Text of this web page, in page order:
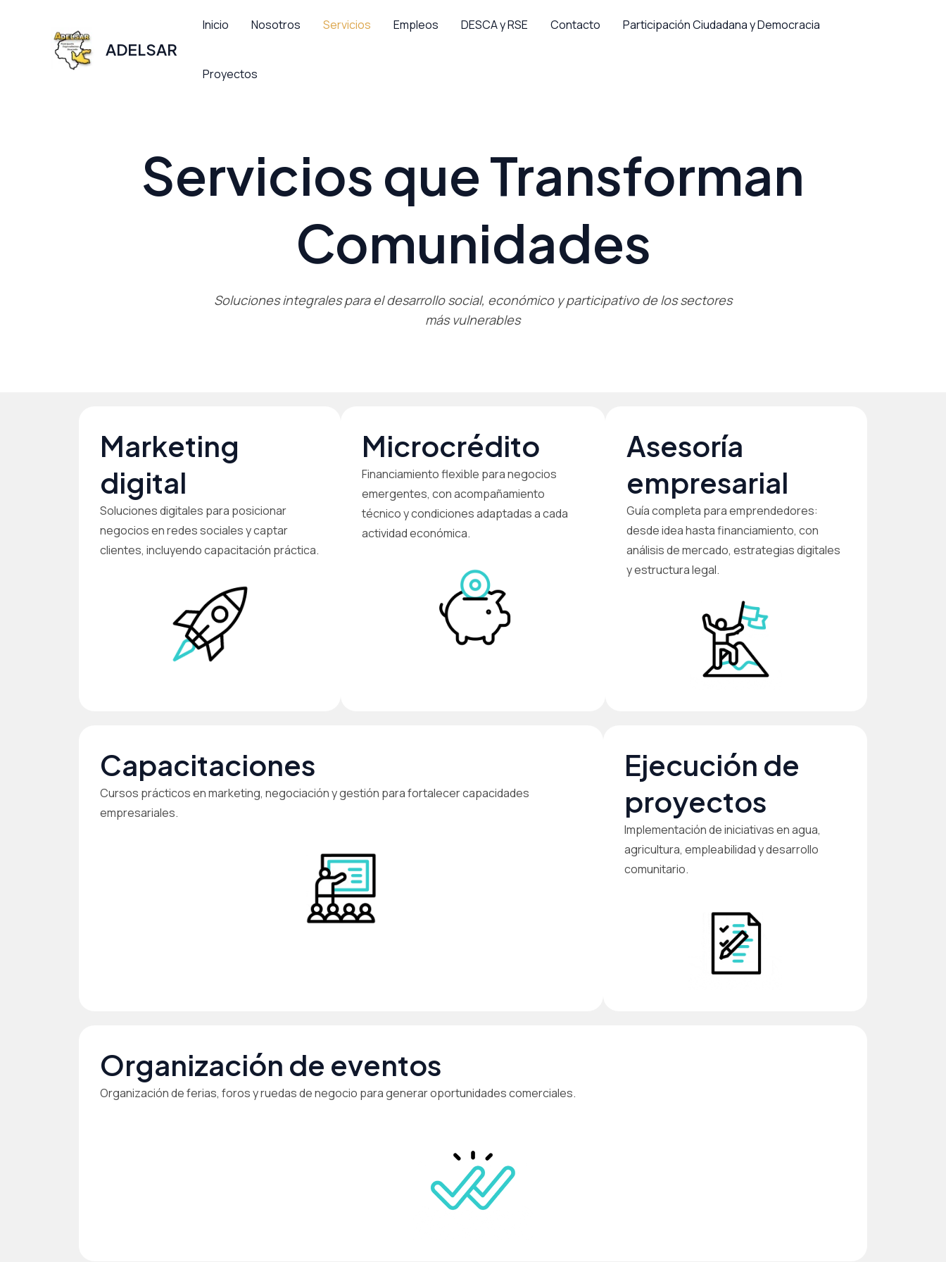
ADELSAR
Inicio Nosotros Servicios Empleos DESCA y RSE Contacto Participación Ciudadana y Democracia
Proyectos
Servicios que Transforman
Comunidades
Soluciones integrales para el desarrollo social, económico y participativo de los sectores
más vulnerables
Marketing
digital
Soluciones digitales para posicionar
negocios en redes sociales y captar
clientes, incluyendo capacitación práctica.
Microcrédito
Financiamiento flexible para negocios
emergentes, con acompañamiento
técnico y condiciones adaptadas a cada
actividad económica.
Asesoría
empresarial
Guía completa para emprendedores:
desde idea hasta financiamiento, con
análisis de mercado, estrategias digitales
y estructura legal.
Capacitaciones
Cursos prácticos en marketing, negociación y gestión para fortalecer capacidades
empresariales.
Ejecución de
proyectos
Implementación de iniciativas en agua,
agricultura, empleabilidad y desarrollo
comunitario.
Organización de eventos
Organización de ferias, foros y ruedas de negocio para generar oportunidades comerciales.